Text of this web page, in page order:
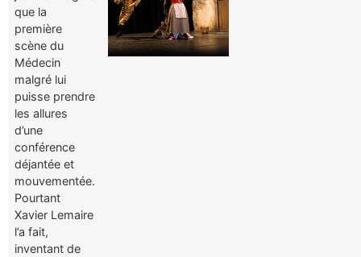
que la
première
scène du
Médecin
malgré lui
puisse prendre
les allures
d’une
conférence
déjantée et
mouvementée.
Pourtant
Xavier Lemaire
l’a fait,
inventant de